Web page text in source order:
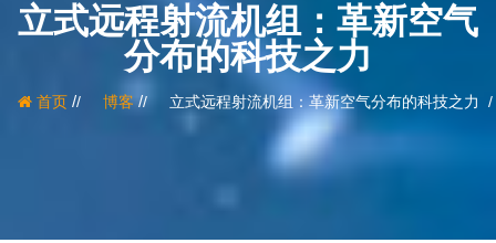
立式远程射流机组：革新空气
分布的科技之力
首页/ 博客 / 立式远程射流机组：革新空气分布的科技之力